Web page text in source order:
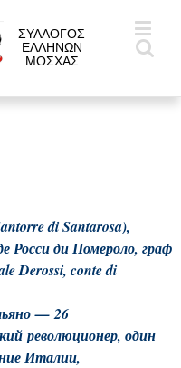
ΣΥΛΛΟΓΟΣ
ΕΛΛΗΝΩΝ
ΜΟΣΧΑΣ
di Santarosa),
Росси ди Помероло, граф
Derossi, conte di
—26
революционер, один
Италии,